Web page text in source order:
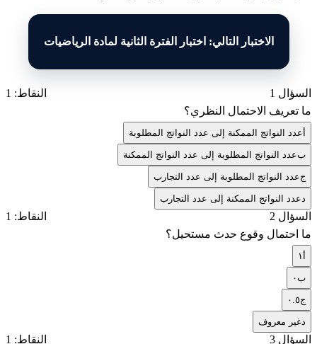
الاختبار التالي: اختبار الفترة الثانية لمادة الرياضيات
السؤال 1
النقاط: 1
ما تعريف الاحتمال النظري؟
عدد النواتج الممكنة إلى عدد النواتج المطلوبة
بعدد النواتج المطلوبة إلى عدد النواتج الممكنة
جعدد النواتج المطلوبة إلى عدد التجارب
عدد النواتج الممكنة إلى عدد التجارب
السؤال 2
النقاط: 1
ما احتمال وقوع حدث مستحيل؟
١
ب٠
ج٠.٥
غير معروف
السؤال 3 النقاط: 1